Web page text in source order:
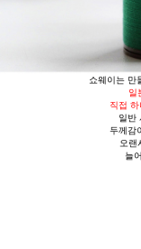
쇼웨이는 만
일
직접
일반
두께감
오랜
늘